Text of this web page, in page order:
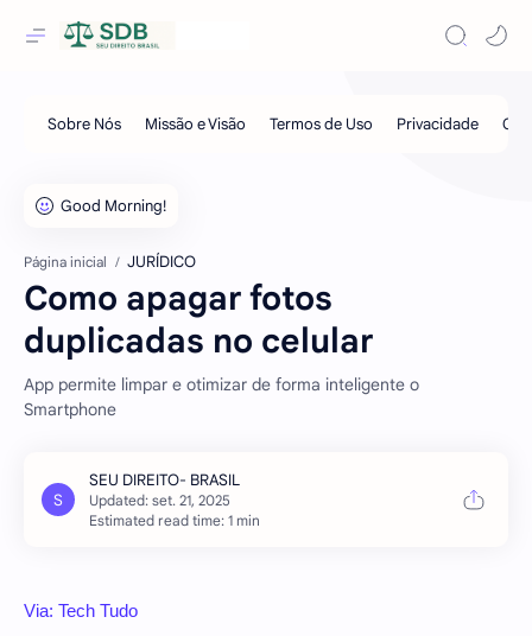
Página inicial JURÍDICO
Como apagar fotos
duplicadas no celular
App permite limpar e otimizar de forma inteligente o
Smartphone
Estimated read time: 1 min
Via: Tech Tudo